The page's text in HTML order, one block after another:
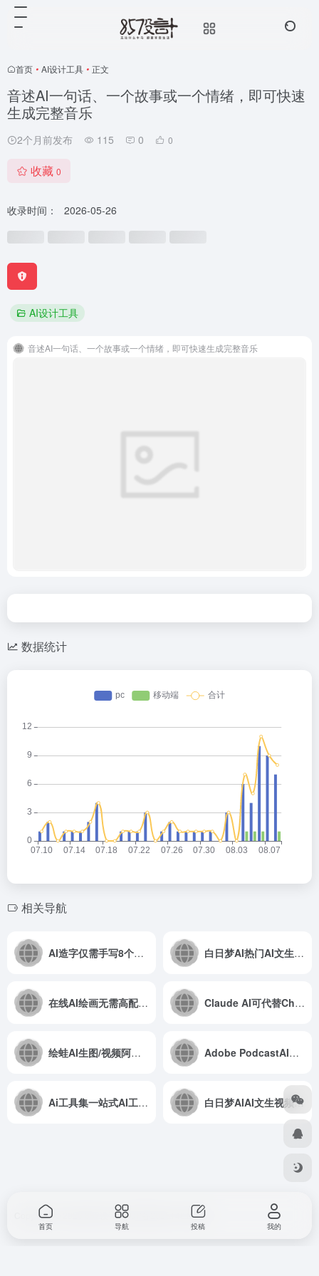
首页 • AI设计工具 • 正文
音述AI一句话、一个故事或一个情绪，即可快速
生成完整音乐
2个月前发布 115 0 0
收藏 0
收录时间： 2026-05-26
AI设计工具
音述AI一句话、一个故事或一个情绪，即可快速生成完整音乐
数据统计
相关导航
AI造字仅需手写8个汉字，即可扩展出独一无二的6000+中文汉字 白日梦AI热门AI文生视频工具
在线AI绘画无需高配置电脑 Claude AI可代替ChatGPT的工具，免费（需梯子）
绘蛙AI生图/视频阿里推出的图片与视频生成工具 Adobe PodcastAI在线噪音消除，秒变录音棚（需申请）
Ai工具集一站式AI工具：AI抠图、AI放大、图片压缩 白日梦AIAI文生视频工具
Copyright © 2026 857设计浙ICP备2025146168号
首页 导航 投稿 我的